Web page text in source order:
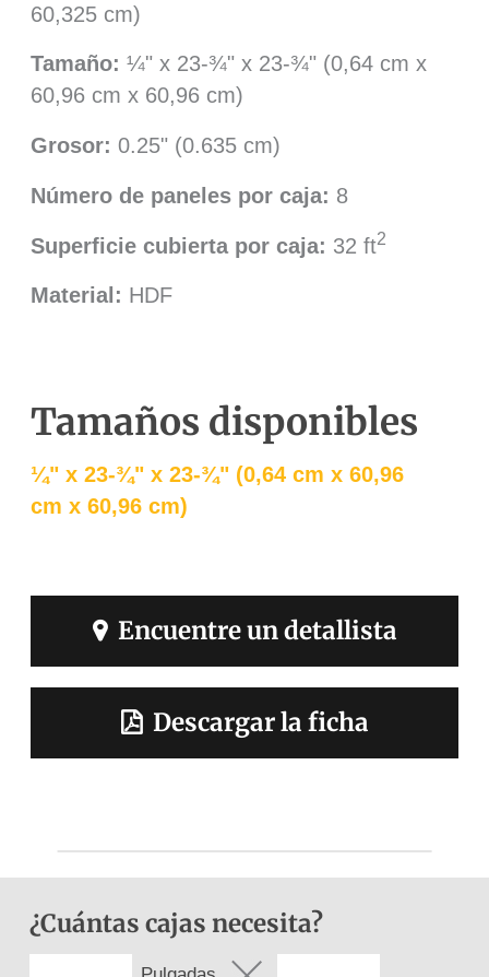
60,325 cm)
Tamaño: ¼" x 23-¾" x 23-¾" (0,64 cm x
60,96 cm x 60,96 cm)
Grosor: 0.25" (0.635 cm)
Número de paneles por caja: 8
Superficie cubierta por caja: 32 ft2
Material: HDF
Tamaños disponibles
¼" x 23-¾" x 23-¾" (0,64 cm x 60,96
cm x 60,96 cm)
Encuentre un detallista
Descargar la ficha
¿Cuántas cajas necesita?